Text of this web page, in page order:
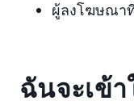
ผู้ลงโฆษณา
ฉันจะเข้